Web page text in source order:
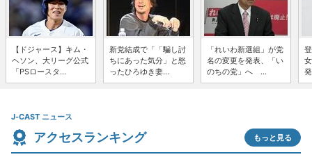
【ドジャース】キム・
ヘソン、大リーグ公式
「PSロースタ...
新党結成で「「騙し討
ちにあった気分」と怒
ったひろゆき妻...
「れいわ新選組」が党
名の変更を発表、「い
のちの党」へ ...
J-CAST ニュース
アクセスランキング もっと見る